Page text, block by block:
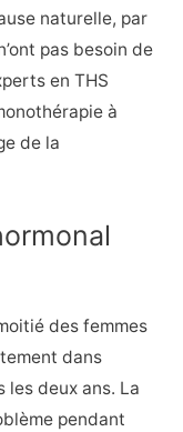
naturelle, par
pas besoin de
en THS
à
de la
des femmes
dans
les deux ans. La
pendant